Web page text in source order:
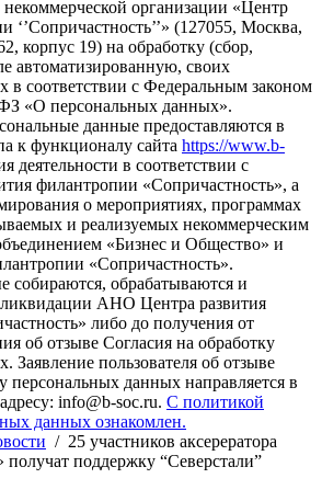
некоммерческой организации «Центр
‘’Сопричастность’’» (127055, Москва,
корпус 19) на обработку (сбор,
автоматизированную, своих
в соответствии с Федеральным законом
«О персональных данных».
данные предоставляются в
к функционалу сайта https://www.b-
деятельности в соответствии с
филантропии «Сопричастность», а
о мероприятиях, программах
и реализуемых некоммерческим
«Бизнес и Общество» и
«Сопричастность».
собираются, обрабатываются и
ликвидации АНО Центра развития
либо до получения от
об отзыве Согласия на обработку
Заявление пользователя об отзыве
персональных данных направляется в
info@b-soc.ru. С политикой
данных ознакомлен.
/ 25 участников аксерератора
получат поддержку “Северстали”